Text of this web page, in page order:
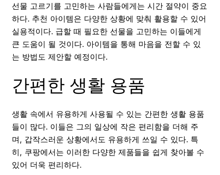
선물 고르기를 고민하는 사람들에게는 시간 절약이 중요
하다. 추천 아이템은 다양한 상황에 맞춰 활용할 수 있어
실용적이다. 급할 때 필요한 선물을 고민하는 이들에게
큰 도움이 될 것이다. 아이템을 통해 마음을 전할 수 있
는 방법도 제안할 예정이다.
간편한 생활 용품
생활 속에서 유용하게 사용될 수 있는 간편한 생활 용품
들이 많다. 이들은 그의 일상에 작은 편리함을 더해 주
며, 갑작스러운 상황에서도 유용하게 쓰일 수 있다. 특
히, 쿠팡에서는 이러한 다양한 제품들을 쉽게 찾아볼 수
있어 더욱 편리하다.